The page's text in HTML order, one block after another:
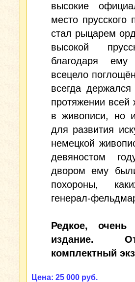
высокие
место прусского
стал рыцарем
высокой
благодаря
всецело
всегда
протяжении всей
в живописи, но
для развития
немецкой
девяностом
двором ему
похороны,
генерал-
Редкое, очень
издание.
комплектный
Цена: 25 000 руб.